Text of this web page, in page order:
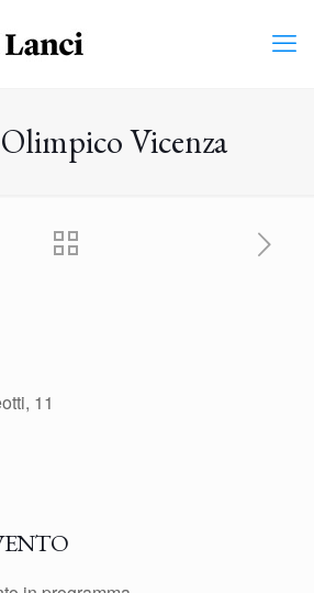
Vicenza
11